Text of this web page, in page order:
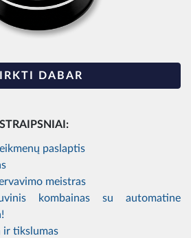
DABAR
paslaptis
meistras
kombainas su automatine
ir tikslumas